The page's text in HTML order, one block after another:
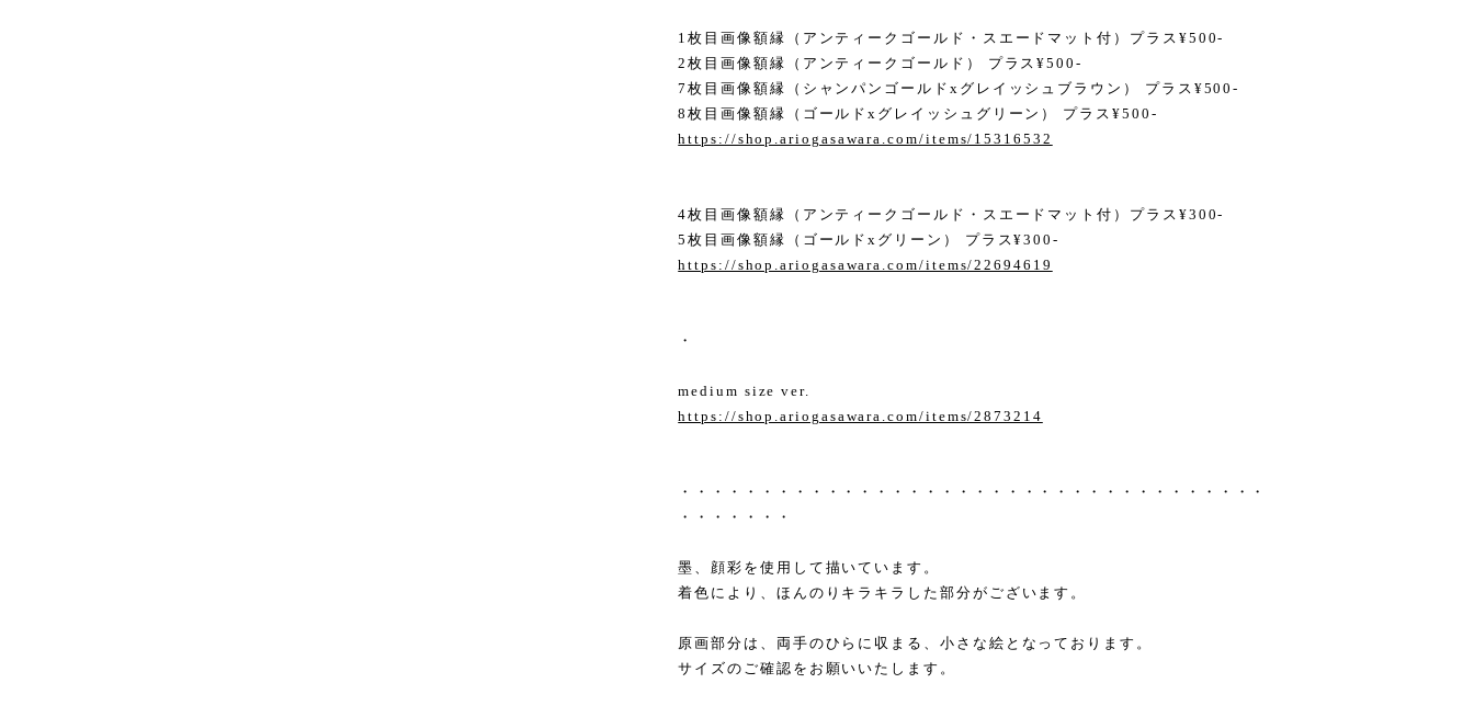
1枚目画像額縁（アンティークゴールド・スエードマット付）プラス¥500-
2枚目画像額縁（アンティークゴールド） プラス¥500-
7枚目画像額縁（シャンパンゴールドxグレイッシュブラウン） プラス¥500-
8枚目画像額縁（ゴールドxグレイッシュグリーン） プラス¥500-
https://shop.ariogasawara.com/items/15316532
4枚目画像額縁（アンティークゴールド・スエードマット付）プラス¥300-
5枚目画像額縁（ゴールドxグリーン） プラス¥300-
https://shop.ariogasawara.com/items/22694619
・
medium size ver.
https://shop.ariogasawara.com/items/2873214
・・・・・・・・・・・・・・・・・・・・・・・・・・・・・・・・・・・・
・・・・・・・
墨、顔彩を使用して描いています。
着色により、ほんのりキラキラした部分がございます。
原画部分は、両手のひらに収まる、小さな絵となっております。
サイズのご確認をお願いいたします。